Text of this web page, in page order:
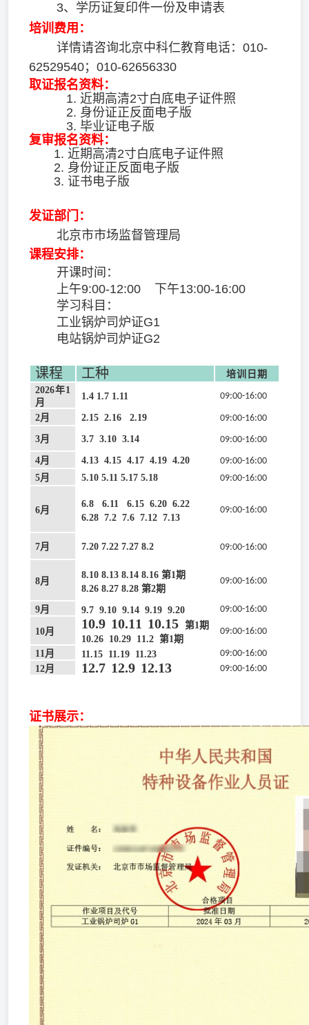
3、学历证复印件一份及申请表
培训费用：
详情请咨询北京中科仁教育电话：010-
62529540；010-62656330
取证报名资料：
1. 近期高清2寸白底电子证件照
2. 身份证正反面电子版
3. 毕业证电子版
复审报名资料：
1. 近期高清2寸白底电子证件照
2. 身份证正反面电子版
3. 证书电子版
发证部门：
北京市市场监督管理局
课程安排：
开课时间：
上午9:00-12:00 下午13:00-16:00
学习科目：
工业锅炉司炉证G1
电站锅炉司炉证G2
课程 工种
培训日期
2026年1
月
1.4 1.7 1.11 09:00-16:00
2月 2.15 2.16 2.19
09:00-16:00
3月
3.7 3.10 3.14
09:00-16:00
4月
4.13 4.15 4.17 4.19 4.20
09:00-16:00
5月
5.10 5.11 5.17 5.18 09:00-16:00
6月
6.8 6.11 6.15 6.20 6.22
6.28 7.2 7.6 7.12 7.13
09:00-16:00
7月 7.20 7.22 7.27 8.2 09:00-16:00
8月
8.10 8.13 8.14 8.16 第1期
8.26 8.27 8.28 第2期
09:00-16:00
9月 9.7 9.10 9.14 9.19 9.20 09:00-16:00
10月
10.9 10.11 10.15 第1期
10.26 10.29 11.2 第1期
09:00-16:00
11月 11.15 11.19 11.23
09:00-16:00
12月
12.7 12.9 12.13 09:00-16:00
证书展示：